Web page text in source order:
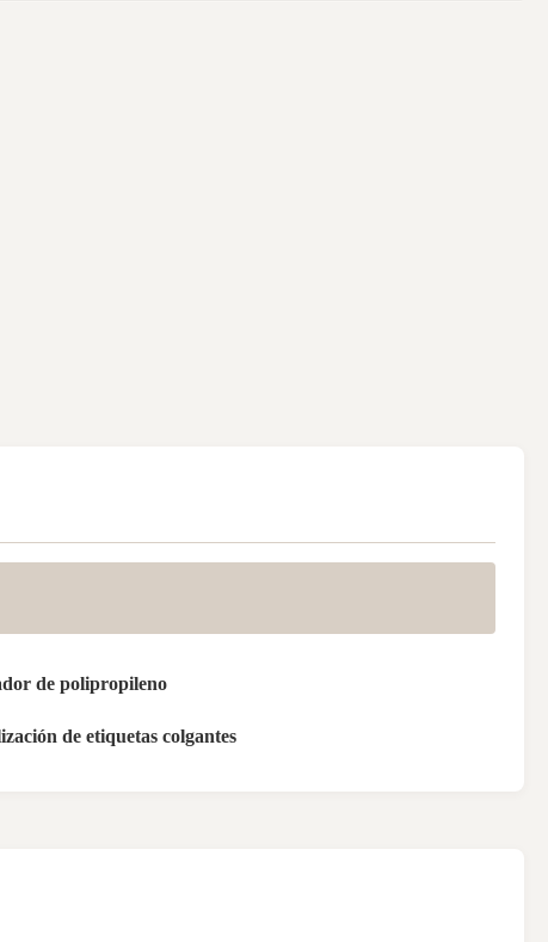
de polipropileno
de etiquetas colgantes